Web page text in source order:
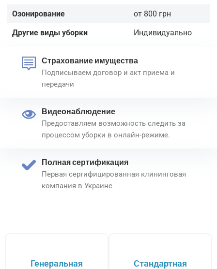
Озонирование от 800 грн
Другие виды уборки Индивидуально
Страхование имущества
Подписываем договор и акт приема и
передачи
Видеонаблюдение
Предоставляем возможность следить за
процессом уборки в онлайн-режиме.
Полная сертификация
Первая сертифицированная клининговая
компания в Украине
Генеральная
Стандартная